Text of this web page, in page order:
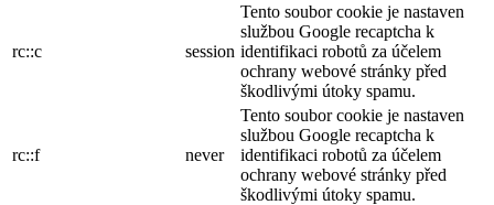
rc::c session
Tento soubor cookie je nastaven
službou Google recaptcha k
identifikaci robotů za účelem
ochrany webové stránky před
škodlivými útoky spamu.
rc::f never
Tento soubor cookie je nastaven
službou Google recaptcha k
identifikaci robotů za účelem
ochrany webové stránky před
škodlivými útoky spamu.